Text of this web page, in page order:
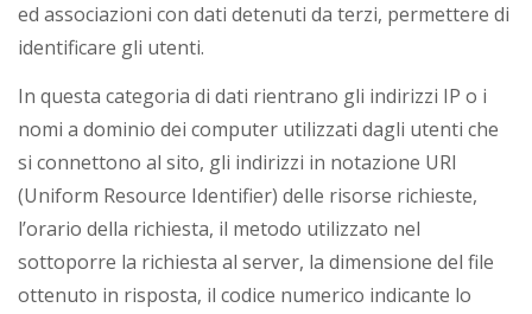
ed associazioni con dati detenuti da terzi, permettere di
identificare gli utenti.
In questa categoria di dati rientrano gli indirizzi IP o i
nomi a dominio dei computer utilizzati dagli utenti che
si connettono al sito, gli indirizzi in notazione URI
(Uniform Resource Identifier) delle risorse richieste,
l’orario della richiesta, il metodo utilizzato nel
sottoporre la richiesta al server, la dimensione del file
ottenuto in risposta, il codice numerico indicante lo